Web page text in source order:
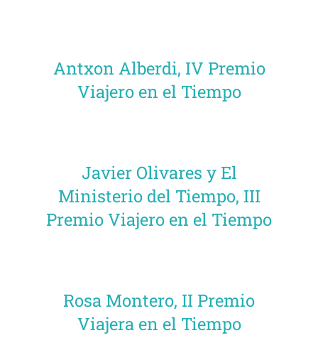
Antxon Alberdi, IV Premio
Viajero en el Tiempo
Javier Olivares y El
Ministerio del Tiempo, III
Premio Viajero en el Tiempo
Rosa Montero, II Premio
Viajera en el Tiempo